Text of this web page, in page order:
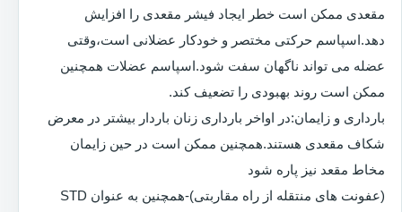
مقعدی ممکن است خطر ایجاد فیشر مقعدی را افزایش
دهد.اسپاسم حرکتی مختصر و خودکار عضلانی است،وقتی
عضله می تواند ناگهان سفت شود.اسپاسم عضلات همچنین
ممکن است روند بهبودی را تضعیف کند.
بارداری و زایمان:در اواخر بارداری زنان باردار بیشتر در معرض
شکاف مقعدی هستند.همچنین ممکن است در حین زایمان
مخاط مقعد نیز پاره شود
(عفونت های منتقله از راه مقاربتی)-همچنین به عنوان STD